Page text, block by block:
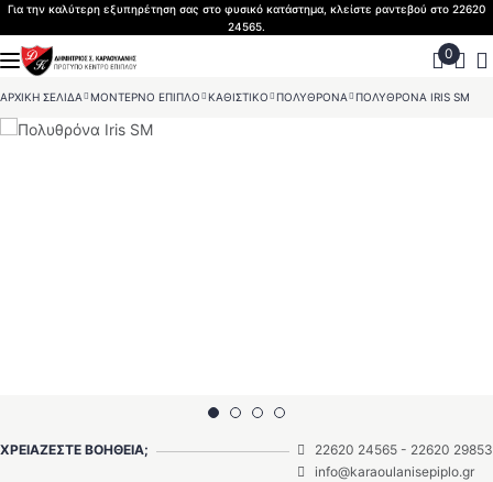
Skip
to
content
Για την καλύτερη εξυπηρέτηση σας στο φυσικό κατάστημα, κλείστε ραντεβού στο 22620
24565.
ΑΡΧΙΚΗ ΣΕΛΙΔΑ>ΜΟΝΤΕΡΝΟ ΕΠΙΠΛΟ>ΚΑΘΙΣΤΙΚΟ> ΠΟΛΥΘΡΟΝΑ> ΠΟΛΥΘΡΟΝΑ IRIS SM
ΧΡΕΙΑΖΕΣΤΕ ΒΟΗΘΕΙΑ; 22620 24565 - 22620 29853
info@karaoulanisepiplo.gr